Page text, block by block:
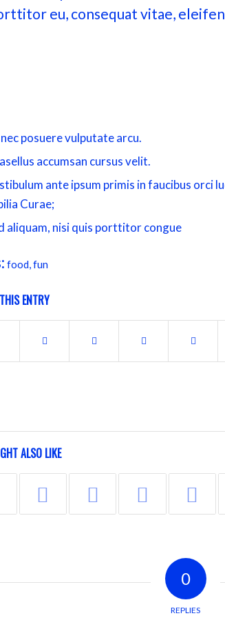
eu, consequat vitae,
posuere vulputate arcu.
accumsan cursus velit.
ante ipsum primis in faucibus orci
Curae;
aliquam, nisi quis porttitor congue
food,fun
ENTRY
ALSO LIKE
0
REPLIES